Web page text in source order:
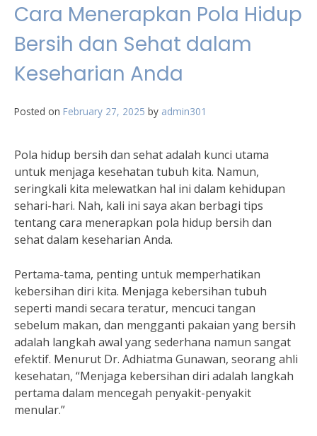
Cara Menerapkan Pola Hidup
Bersih dan Sehat dalam
Keseharian Anda
Posted on February 27, 2025 by admin301
Pola hidup bersih dan sehat adalah kunci utama
untuk menjaga kesehatan tubuh kita. Namun,
seringkali kita melewatkan hal ini dalam kehidupan
sehari-hari. Nah, kali ini saya akan berbagi tips
tentang cara menerapkan pola hidup bersih dan
sehat dalam keseharian Anda.
Pertama-tama, penting untuk memperhatikan
kebersihan diri kita. Menjaga kebersihan tubuh
seperti mandi secara teratur, mencuci tangan
sebelum makan, dan mengganti pakaian yang bersih
adalah langkah awal yang sederhana namun sangat
efektif. Menurut Dr. Adhiatma Gunawan, seorang ahli
kesehatan, “Menjaga kebersihan diri adalah langkah
pertama dalam mencegah penyakit-penyakit
menular.”